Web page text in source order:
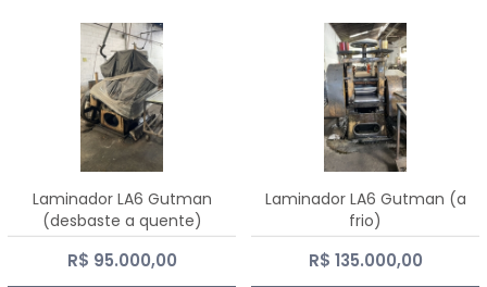
Laminador LA6 Gutman
(desbaste a quente)
R$ 95.000,00
Laminador LA6 Gutman (a
frio)
R$ 135.000,00